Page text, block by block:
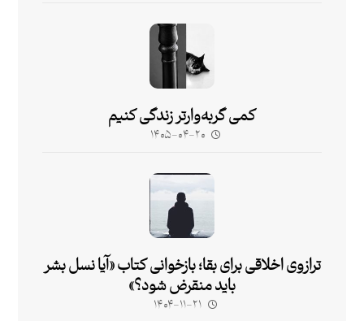
کمی گربه‌وارتر زندگی کنیم
۱۴۰۵-۰۴-۲۰
ترازوی اخلاقی برای بقا؛ بازخوانی کتاب «آیا نسل بشر
باید منقرض شود؟»
۱۴۰۴-۱۱-۲۱